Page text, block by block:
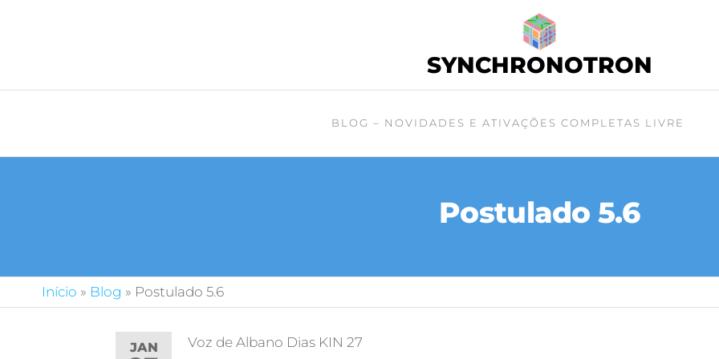
SYNCHRONOTRON
BLOG – NOVIDADES E ATIVAÇÕES COMPLETAS LIVRE
Postulado 5.6
Início » Blog » Postulado 5.6
JAN Voz de Albano Dias KIN 27